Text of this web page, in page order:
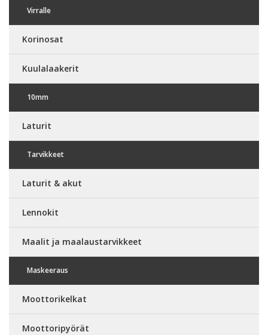
Virralle
Korinosat
Kuulalaakerit
10mm
Laturit
Tarvikkeet
Laturit & akut
Lennokit
Maalit ja maalaustarvikkeet
Maskeeraus
Moottorikelkat
Moottoripyörät